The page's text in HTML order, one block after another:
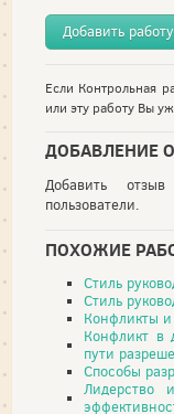
Добавить работу
Если Контрольная
или эту работу Вы
ДОБАВЛЕНИЕ
Добавить
пользователи.
ПОХОЖИЕ
Стиль
Стиль
Конфликты и
Конфликт в
пути
Способы
Лидерство